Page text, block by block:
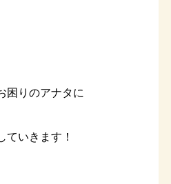
困りのアナタに
ていきます！